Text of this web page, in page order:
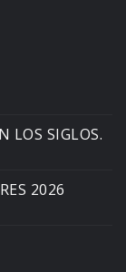
LOS SIGLOS.
2026